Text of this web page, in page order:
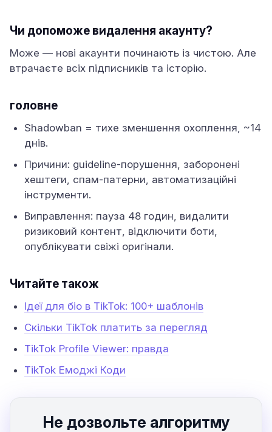
Чи допоможе видалення акаунту?
Може — нові акаунти починають із чистою. Але
втрачаєте всіх підписників та історію.
головне
Shadowban = тихе зменшення охоплення, ~14
днів.
Причини: guideline-порушення, заборонені
хештеги, спам-патерни, автоматизаційні
інструменти.
Виправлення: пауза 48 годин, видалити
ризиковий контент, відключити боти,
опублікувати свіжі оригінали.
Читайте також
Ідеї для біо в TikTok: 100+ шаблонів
Скільки TikTok платить за перегляд
TikTok Profile Viewer: правда
TikTok Емоджі Коди
Не дозвольте алгоритму